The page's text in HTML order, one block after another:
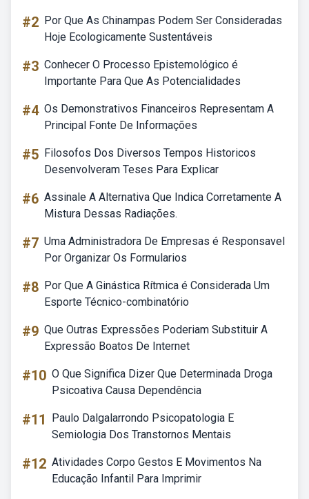
#2 Por Que As Chinampas Podem Ser Consideradas
Hoje Ecologicamente Sustentáveis
#3 Conhecer O Processo Epistemológico é
Importante Para Que As Potencialidades
#4 Os Demonstrativos Financeiros Representam A
Principal Fonte De Informações
#5 Filosofos Dos Diversos Tempos Historicos
Desenvolveram Teses Para Explicar
#6 Assinale A Alternativa Que Indica Corretamente A
Mistura Dessas Radiações.
#7 Uma Administradora De Empresas é Responsavel
Por Organizar Os Formularios
#8 Por Que A Ginástica Rítmica é Considerada Um
Esporte Técnico-combinatório
#9 Que Outras Expressões Poderiam Substituir A
Expressão Boatos De Internet
#10 O Que Significa Dizer Que Determinada Droga
Psicoativa Causa Dependência
#11
Paulo Dalgalarrondo Psicopatologia E
Semiologia Dos Transtornos Mentais
#12 Atividades Corpo Gestos E Movimentos Na
Educação Infantil Para Imprimir